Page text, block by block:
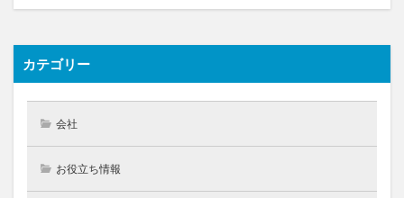
カテゴリー
会社
お役立ち情報